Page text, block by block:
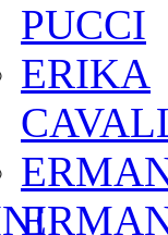
PUCCI
ERIKA